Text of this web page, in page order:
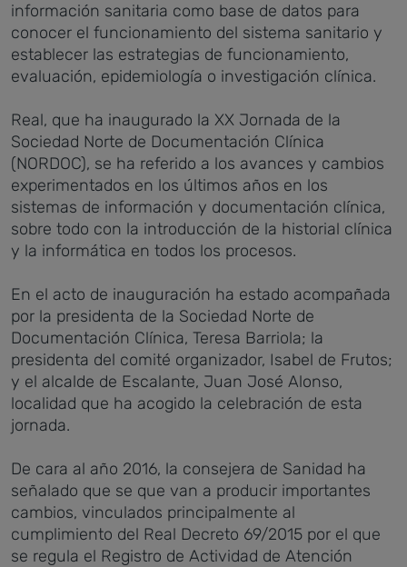
información sanitaria como base de datos para
conocer el funcionamiento del sistema sanitario y
establecer las estrategias de funcionamiento,
evaluación, epidemiología o investigación clínica.
Real, que ha inaugurado la XX Jornada de la
Sociedad Norte de Documentación Clínica
(NORDOC), se ha referido a los avances y cambios
experimentados en los últimos años en los
sistemas de información y documentación clínica,
sobre todo con la introducción de la historial clínica
y la informática en todos los procesos.
En el acto de inauguración ha estado acompañada
por la presidenta de la Sociedad Norte de
Documentación Clínica, Teresa Barriola; la
presidenta del comité organizador, Isabel de Frutos;
y el alcalde de Escalante, Juan José Alonso,
localidad que ha acogido la celebración de esta
jornada.
De cara al año 2016, la consejera de Sanidad ha
señalado que se que van a producir importantes
cambios, vinculados principalmente al
cumplimiento del Real Decreto 69/2015 por el que
se regula el Registro de Actividad de Atención